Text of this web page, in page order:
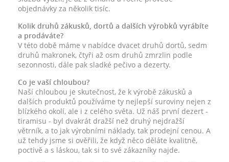
objednávky za několik tisíc.
Kolik druhů zákusků, dortů a dalších výrobků vyrábíte
a prodáváte?
V této době máme v nabídce dvacet druhů dortů, sedm
druhů makronek, čtyři až osm druhů zmrzlin podle
sezonnosti, dále pak sladké pečivo a dezerty.
Co je vaší chloubou?
Naší chloubou je skutečnost, že k výrobě zákusků a
dalších produktů používáme ty nejlepší suroviny nejen z
blízkého okolí, ale i z celého světa. Už náš první dezert -
tiramisu - byl dvakrát dražší než druhý nejdražší
větrník, a to jak výrobními náklady, tak prodejní cenou. A
už tehdy jsme si ověřili, že když něco děláte kvalitně,
poctivě a s láskou, tak si to své zákazníky najde.